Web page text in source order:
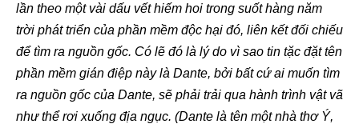
lần theo một vài dấu vết hiếm hoi trong suốt hàng năm
trời phát triển của phần mềm độc hại đó, liên kết đối chiếu
để tìm ra nguồn gốc. Có lẽ đó là lý do vì sao tin tặc đặt tên
phần mềm gián điệp này là Dante, bởi bất cứ ai muốn tìm
ra nguồn gốc của Dante, sẽ phải trải qua hành trình vật vã
như thể rơi xuống địa ngục. (Dante là tên một nhà thơ Ý,